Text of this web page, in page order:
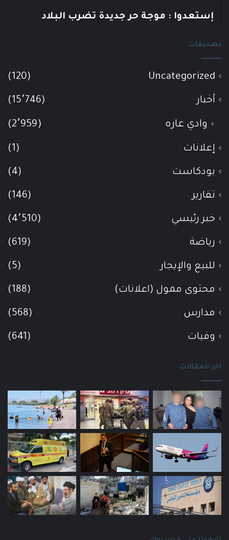
إستعدوا : موجة حر جديدة تضرب البلاد
تصنيفات
Uncategorized
(120)
أخبار (15٬746)
وادي عاره (2٬959)
إعلانات (1)
بودكاست (4)
تقارير (146)
خبر رئيسي (4٬510)
رياضة (619)
للبيع والإيجار (5)
محتوى ممول (اعلانات) (188)
مدارس (568)
وفيات (641)
اخر المقالات